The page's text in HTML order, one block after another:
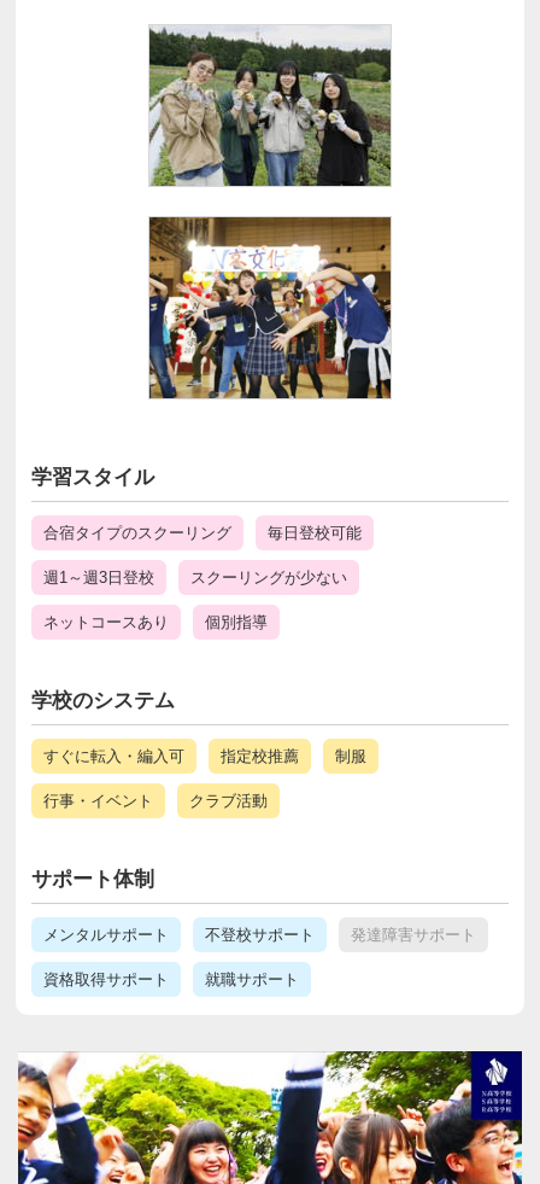
学習スタイル
合宿タイプのスクーリング 毎日登校可能
週1～週3日登校 スクーリングが少ない
ネットコースあり 個別指導
学校のシステム
すぐに転入・編入可 指定校推薦 制服
行事・イベント クラブ活動
サポート体制
メンタルサポート 不登校サポート 発達障害サポート
資格取得サポート 就職サポート